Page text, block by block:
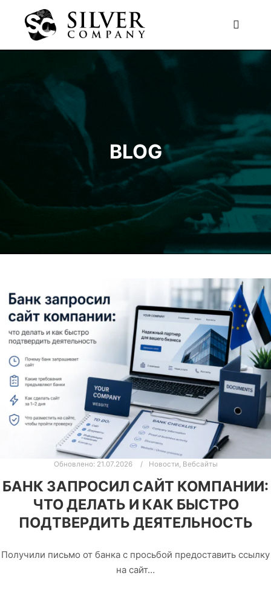
BLOG
Обновлено: 21.07.2026 Новости, Вебсайты
БАНК ЗАПРОСИЛ САЙТ КОМПАНИИ:
ЧТО ДЕЛАТЬ И КАК БЫСТРО
ПОДТВЕРДИТЬ ДЕЯТЕЛЬНОСТЬ
Получили письмо от банка с просьбой предоставить ссылку
на сайт…